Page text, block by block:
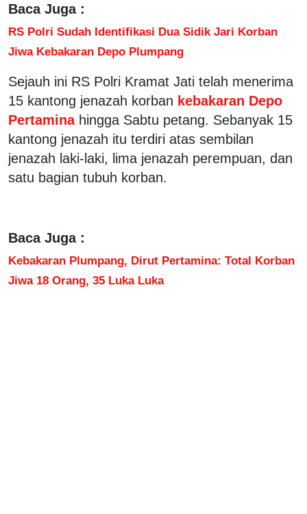
Baca Juga :
RS Polri Sudah Identifikasi Dua Sidik Jari Korban
Jiwa Kebakaran Depo Plumpang
Sejauh ini RS Polri Kramat Jati telah menerima
15 kantong jenazah korban kebakaran Depo
Pertamina hingga Sabtu petang. Sebanyak 15
kantong jenazah itu terdiri atas sembilan
jenazah laki-laki, lima jenazah perempuan, dan
satu bagian tubuh korban.
Baca Juga :
Kebakaran Plumpang, Dirut Pertamina: Total Korban
Jiwa 18 Orang, 35 Luka Luka